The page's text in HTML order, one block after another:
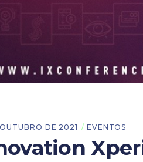
DE 2021 EVENTOS